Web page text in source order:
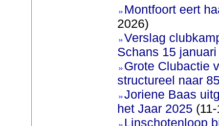
Montfoort eert
2026)
Verslag
Schans 15 januari
Grote Clubactie
structureel naar
Joriene Baas
het Jaar 2025
Linschotenloop